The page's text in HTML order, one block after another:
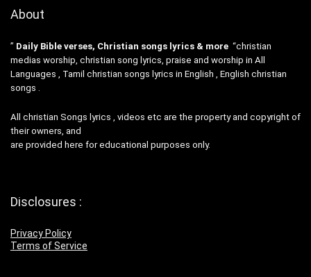
About
” Daily Bible verses, Christian songs lyrics & more “christian
medias worship, christian song lyrics, praise and worship in All
Languages , Tamil christian songs lyrics in English , English christian
songs .
All christian Songs lyrics , videos etc are the property and copyright of
their owners, and
are provided here for educational purposes only.
Disclosures :
Privacy Policy
Terms of Service